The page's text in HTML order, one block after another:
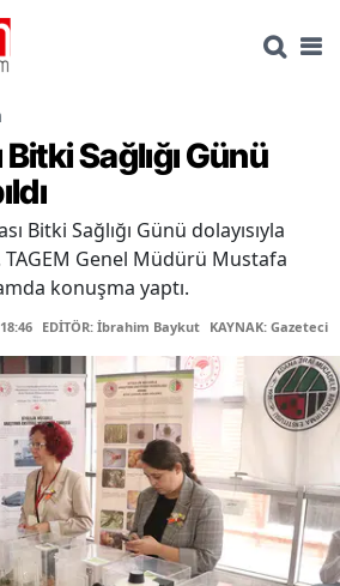
Sağlığı Günü
Bitki Sağlığı Günü dolayısıyla
Genel Müdürü Mustafa
konuşma yaptı.
EDİTÖR: İbrahim Baykut KAYNAK: Gazetecin